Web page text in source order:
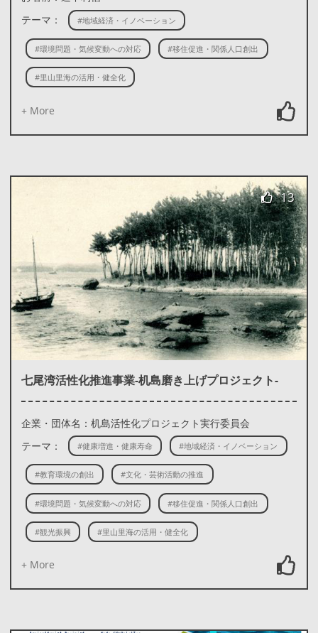
テーマ：
#地域経済・イノベーション
#環境問題・気候変動への対応 #移住促進・関係人口創出
#里山里海の活用・健全化
+ More
13
七尾湾活性化推進事業-机島磨き上げプロジェクト-
企業・団体名：机島活性化プロジェクト実行委員会
テーマ：
#健康増進・健康寿命 #地域経済・イノベーション
#教育環境の創出 #文化・芸術活動の推進
#環境問題・気候変動への対応 #移住促進・関係人口創出
#観光振興 #里山里海の活用・健全化
+ More